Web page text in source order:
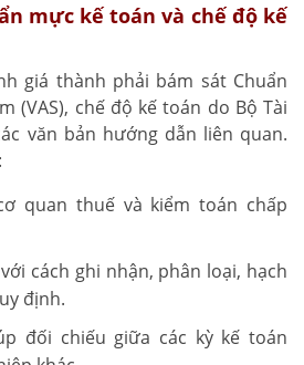
mực kế toán và chế độ kế
giá thành phải bám sát Chuẩn
(VAS), chế độ kế toán do Bộ Tài
văn bản hướng dẫn liên quan.
quan thuế và kiểm toán chấp
cách ghi nhận, phân loại, hạch
định.
đối chiếu giữa các kỳ kế toán